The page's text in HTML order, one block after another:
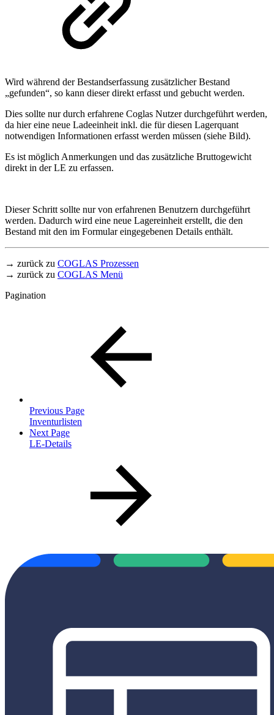
Wird während der Bestandserfassung zusätzlicher Bestand
„gefunden“, so kann dieser direkt erfasst und gebucht werden.
Dies sollte nur durch erfahrene Coglas Nutzer durchgeführt werden,
da hier eine neue Ladeeinheit inkl. die für diesen Lagerquant
notwendigen Informationen erfasst werden müssen (siehe Bild).
Es ist möglich Anmerkungen und das zusätzliche Bruttogewicht
direkt in der LE zu erfassen.
Dieser Schritt sollte nur von erfahrenen Benutzern durchgeführt
werden. Dadurch wird eine neue Lagereinheit erstellt, die den
Bestand mit den im Formular eingegebenen Details enthält.
→ zurück zu COGLAS Prozessen
→ zurück zu COGLAS Menü
Pagination
Previous Page
Inventurlisten
Next Page
LE-Details